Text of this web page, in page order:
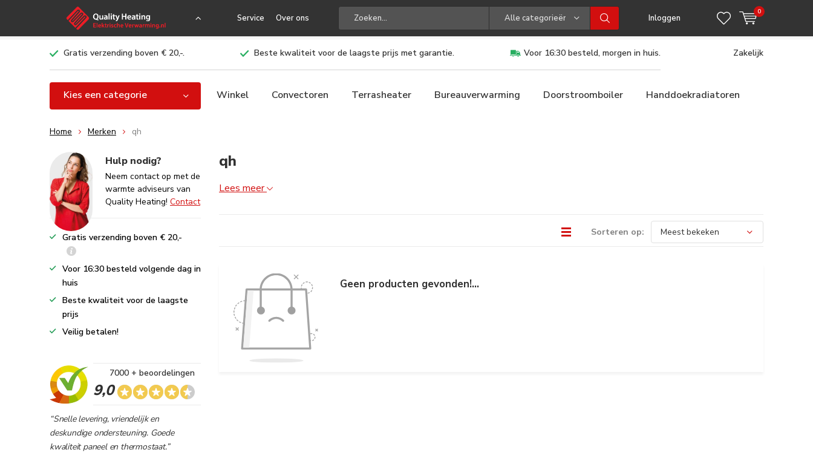
Service Over ons Alle categorieën Inloggen
0
Gratis verzending boven € 20,-. Beste kwaliteit voor de laagste prijs met garantie. Voor 16:30 besteld, morgen in huis. Zakelijk
Kies een categorie Winkel Convectoren Terrasheater Bureauverwarming Doorstroomboiler Handdoekradiatoren
Home Merken qh
qh
Lees meer
Sorteren op:
Geen producten gevonden!...
Hulp nodig?
Neem contact op met de
warmte adviseurs van
Quality Heating! Contact
Gratis verzending boven € 20,-
Voor 16:30 besteld volgende dag in
huis
Beste kwaliteit voor de laagste
prijs
Veilig betalen!
9,0
7000 + beoordelingen
“Snelle levering, vriendelijk en
deskundige ondersteuning. Goede
kwaliteit paneel en thermostaat.”